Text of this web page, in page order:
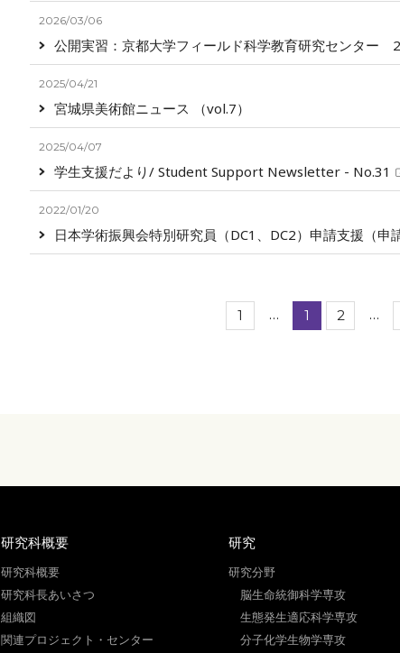
2026/03/06
公開実習：京都大学フィールド科学教育研究センター
2025/04/21
宮城県美術館ニュース （vol.7）
2025/04/07
学生支援だより/ Student Support Newsletter - No.31
2022/01/20
日本学術振興会特別研究員（DC1、DC2）申請支援（申
1 … 1 2 …
研究科概要
研究科概要
研究科長あいさつ
組織図
関連プロジェクト・センター
研究
研究分野
脳生命統御科学専攻
生態発生適応科学専攻
分子化学生物学専攻